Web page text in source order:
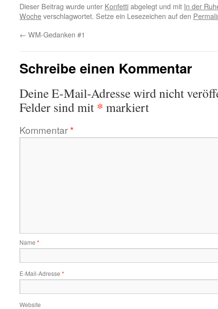
Dieser Beitrag wurde unter Konfettiabgelegt und mit In der
Wocheverschlagwortet. Setze ein Lesezeichen auf den
← WM-Gedanken #1
Schreibe einen Kommentar
Deine E-Mail-Adresse wird nicht
Felder sind mit * markiert
Kommentar*
Name *
E-Mail-Adresse *
Website